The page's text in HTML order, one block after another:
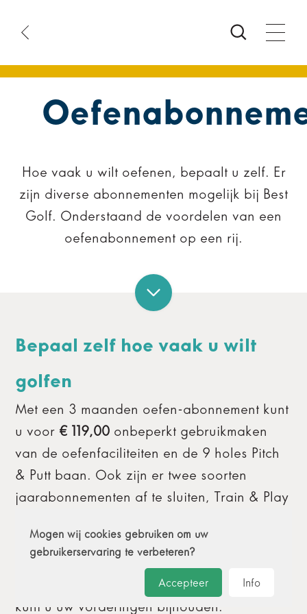
Hoe vaak u wilt oefenen, bepaalt u zelf. Er
zijn diverse abonnementen mogelijk bij Best
Golf. Onderstaand de voordelen van een
oefenabonnement op een rij.
Bepaal zelf hoe vaak u wilt
golfen
Met een 3 maanden oefen-abonnement kunt
u voor € 119,00 onbeperkt gebruikmaken
van de oefenfaciliteiten en de 9 holes Pitch
& Putt baan. Ook zijn er twee soorten
jaarabonnementen af te sluiten, Train & Play
regelen we, een jaar lang, uw NGF
handicapregistratie
heeft tot de online Golf Academie. Hierin
kunt u uw vorderingen bijhouden.
Mogen wij cookies gebruiken om uw
gebruikerservaring te verbeteren?
Accepteer Info